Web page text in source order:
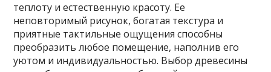
теплоту и естественную красоту. Ее
неповторимый рисунок, богатая текстура и
приятные тактильные ощущения способны
преобразить любое помещение, наполнив его
уютом и индивидуальностью. Выбор древесины